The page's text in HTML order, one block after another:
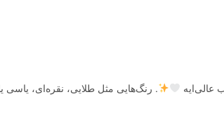
عالی‌ایه
. رنگ‌هایی مثل طلایی، نقره‌ای، یاسی